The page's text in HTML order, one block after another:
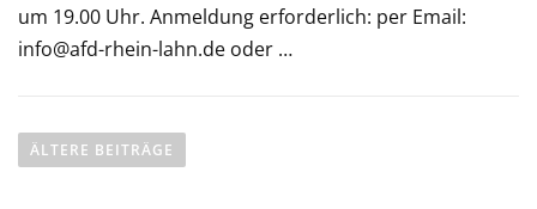
um 19.00 Uhr. Anmeldung erforderlich: per Email:
info@afd-rhein-lahn.de oder …
EÄLTERE BEITRÄGE